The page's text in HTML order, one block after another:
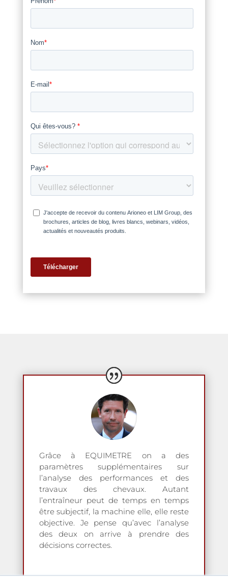
Grâce à EQUIMETRE on a des
paramètres supplémentaires sur
l’analyse des performances et des
travaux des chevaux. Autant
l’entraîneur peut de temps en temps
être subjectif, la machine elle, elle reste
objective. Je pense qu’avec l’analyse
des deux on arrive à prendre des
décisions correctes.